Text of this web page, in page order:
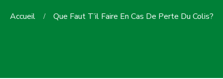
Accueil Que Faut T’il Faire En Cas De Perte Du Colis?